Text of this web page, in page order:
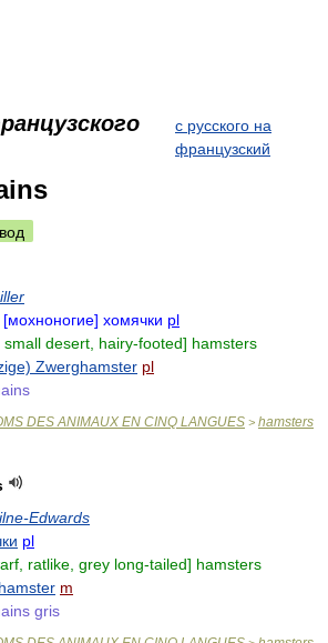
с русского на
французский
[мохноногие] хомячки pl
small desert, hairy-footed] hamsters
Zwerghamster pl
DES ANIMAUX EN CINQ LANGUES > hamsters
Edwards
pl
ratlike, grey long-tailed] hamsters
m
gris